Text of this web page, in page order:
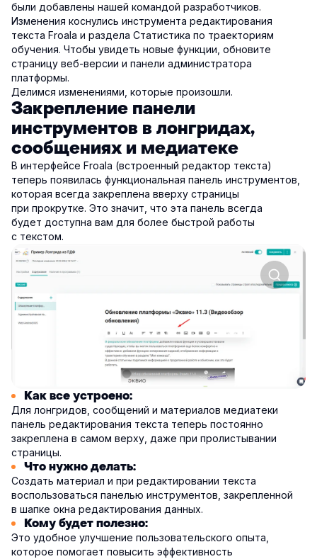
были добавлены нашей командой разработчиков.
Изменения коснулись инструмента редактирования
текста Froala и раздела Статистика по траекториям
обучения. Чтобы увидеть новые функции, обновите
страницу веб-версии и панели администратора
платформы.
Делимся изменениями, которые произошли.
Закрепление панели
инструментов в лонгридах,
сообщениях и медиатеке
В интерфейсе Froala (встроенный редактор текста)
теперь появилась функциональная панель инструментов,
которая всегда закреплена вверху страницы
при прокрутке. Это значит, что эта панель всегда
будет доступна вам для более быстрой работы
с текстом.
Как все устроено:
Для лонгридов, сообщений и материалов медиатеки
панель редактирования текста теперь постоянно
закреплена в самом верху, даже при пролистывании
страницы.
Что нужно делать:
Создать материал и при редактировании текста
воспользоваться панелью инструментов, закрепленной
в шапке окна редактирования данных.
Кому будет полезно:
Это удобное улучшение пользовательского опыта,
которое помогает повысить эффективность